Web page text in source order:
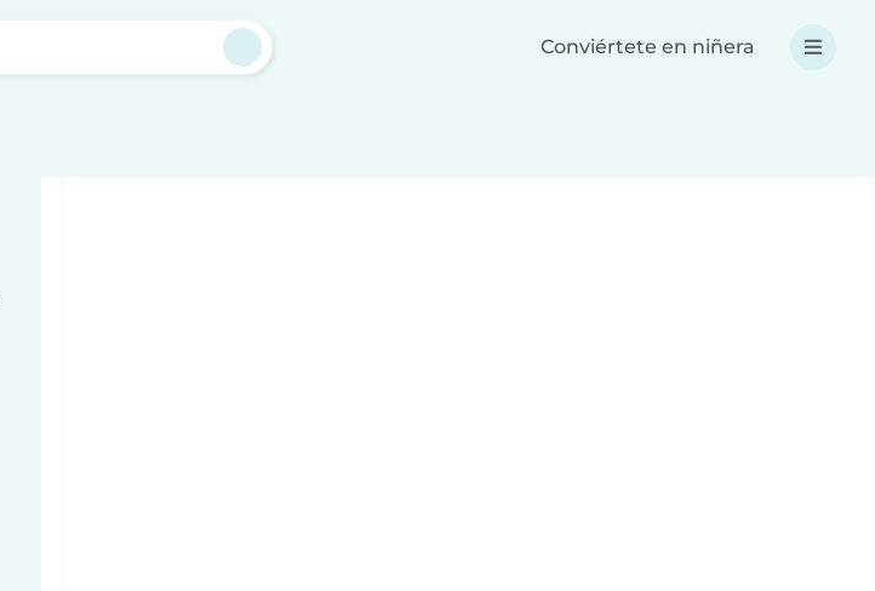
Conviértete en niñera